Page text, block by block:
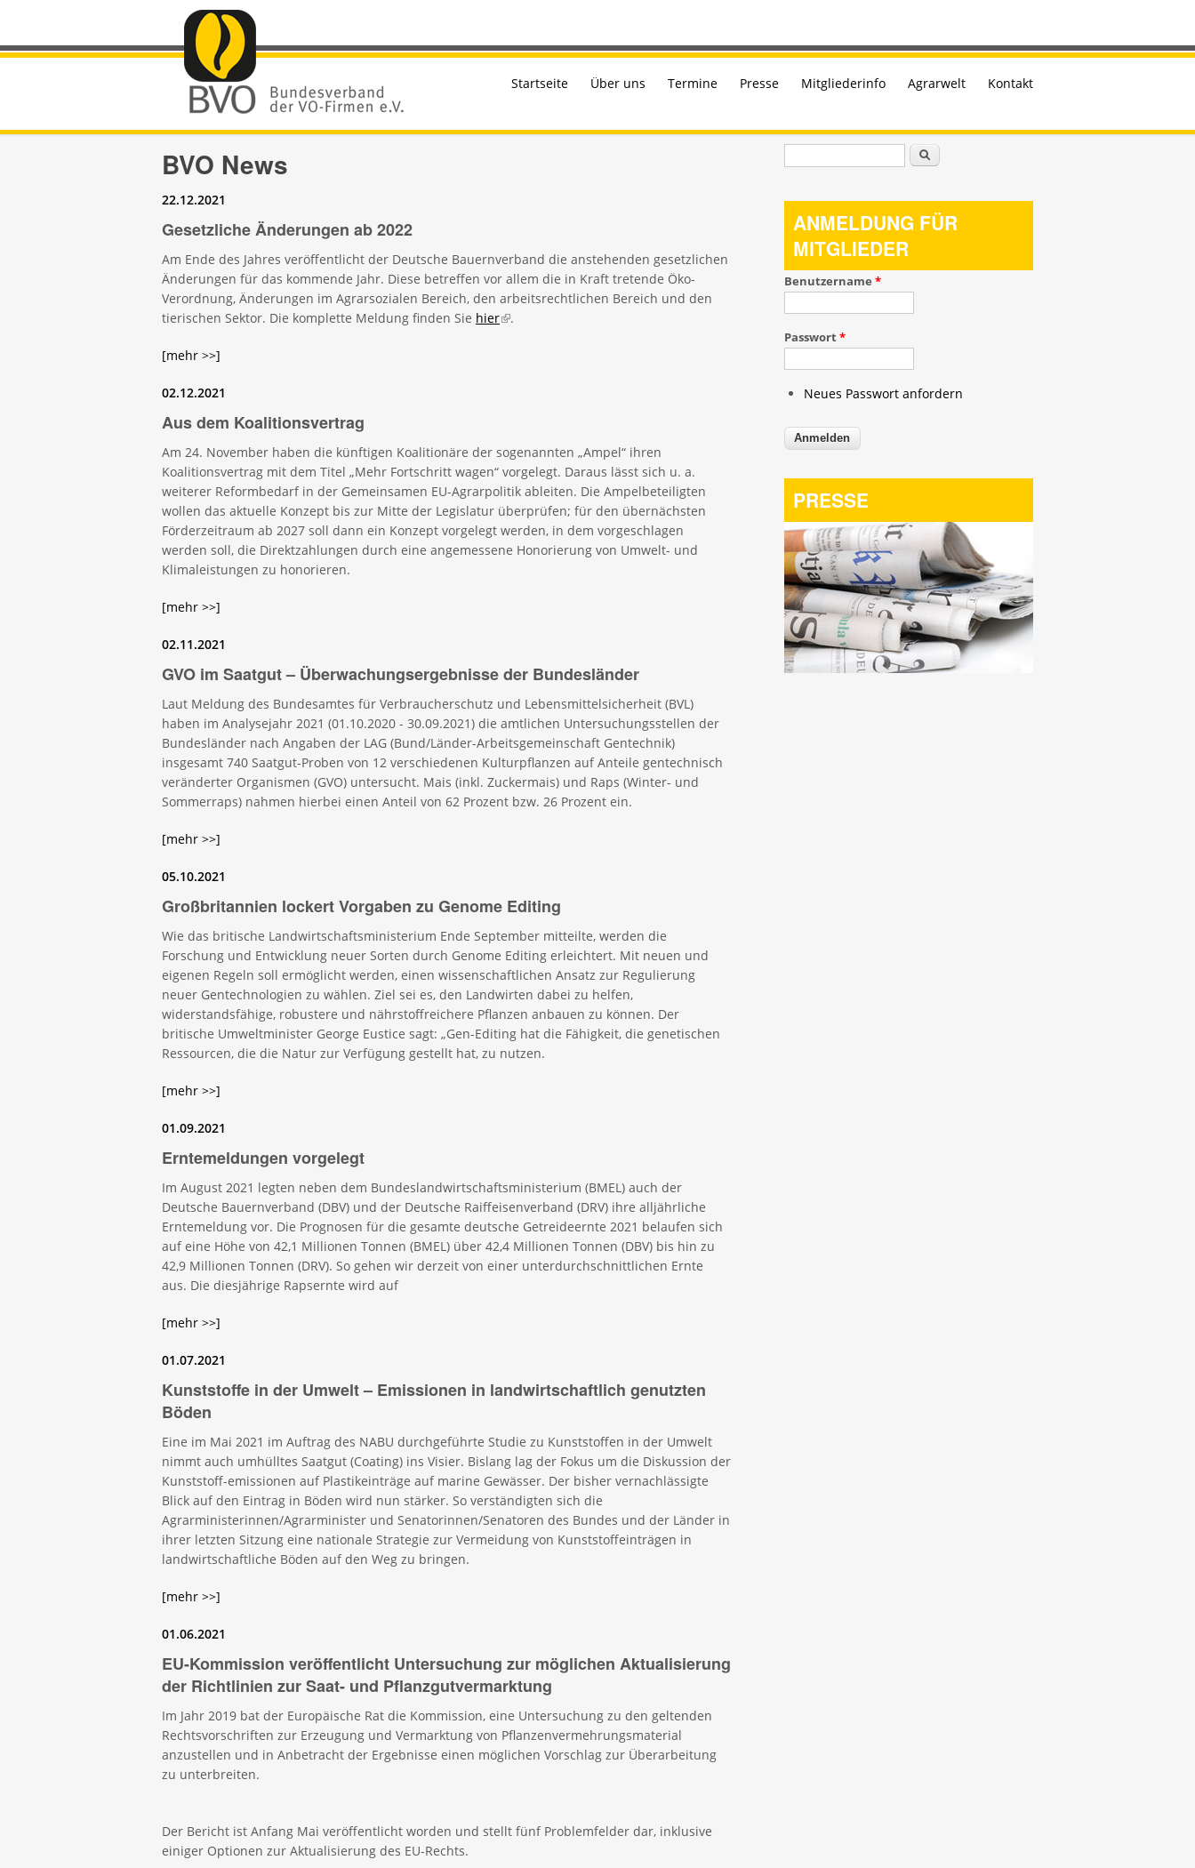
Startseite Über uns Termine Presse Mitgliederinfo Agrarwelt Kontakt
BVO News
22.12.2021
Gesetzliche Änderungen ab 2022
Am Ende des Jahres veröffentlicht der Deutsche Bauernverband die anstehenden gesetzlichen
Änderungen für das kommende Jahr. Diese betreffen vor allem die in Kraft tretende Öko-
Verordnung, Änderungen im Agrarsozialen Bereich, den arbeitsrechtlichen Bereich und den
tierischen Sektor. Die komplette Meldung finden Sie hier(link is external)
.
[mehr >>]
02.12.2021
Aus dem Koalitionsvertrag
Am 24. November haben die künftigen Koalitionäre der sogenannten „Ampel“ ihren
Koalitionsvertrag mit dem Titel „Mehr Fortschritt wagen“ vorgelegt. Daraus lässt sich u. a.
weiterer Reformbedarf in der Gemeinsamen EU-Agrarpolitik ableiten. Die Ampelbeteiligten
wollen das aktuelle Konzept bis zur Mitte der Legislatur überprüfen; für den übernächsten
Förderzeitraum ab 2027 soll dann ein Konzept vorgelegt werden, in dem vorgeschlagen
werden soll, die Direktzahlungen durch eine angemessene Honorierung von Umwelt- und
Klimaleistungen zu honorieren.
[mehr >>]
02.11.2021
GVO im Saatgut – Überwachungsergebnisse der Bundesländer
Laut Meldung des Bundesamtes für Verbraucherschutz und Lebensmittelsicherheit (BVL)
haben im Analysejahr 2021 (01.10.2020 - 30.09.2021) die amtlichen Untersuchungsstellen der
Bundesländer nach Angaben der LAG (Bund/Länder-Arbeitsgemeinschaft Gentechnik)
insgesamt 740 Saatgut-Proben von 12 verschiedenen Kulturpflanzen auf Anteile gentechnisch
veränderter Organismen (GVO) untersucht. Mais (inkl. Zuckermais) und Raps (Winter- und
Sommerraps) nahmen hierbei einen Anteil von 62 Prozent bzw. 26 Prozent ein.
[mehr >>]
05.10.2021
Großbritannien lockert Vorgaben zu Genome Editing
Wie das britische Landwirtschaftsministerium Ende September mitteilte, werden die
Forschung und Entwicklung neuer Sorten durch Genome Editing erleichtert. Mit neuen und
eigenen Regeln soll ermöglicht werden, einen wissenschaftlichen Ansatz zur Regulierung
neuer Gentechnologien zu wählen. Ziel sei es, den Landwirten dabei zu helfen,
widerstandsfähige, robustere und nährstoffreichere Pflanzen anbauen zu können. Der
britische Umweltminister George Eustice sagt: „Gen-Editing hat die Fähigkeit, die genetischen
Ressourcen, die die Natur zur Verfügung gestellt hat, zu nutzen.
[mehr >>]
01.09.2021
Erntemeldungen vorgelegt
Im August 2021 legten neben dem Bundeslandwirtschaftsministerium (BMEL) auch der
Deutsche Bauernverband (DBV) und der Deutsche Raiffeisenverband (DRV) ihre alljährliche
Erntemeldung vor. Die Prognosen für die gesamte deutsche Getreideernte 2021 belaufen sich
auf eine Höhe von 42,1 Millionen Tonnen (BMEL) über 42,4 Millionen Tonnen (DBV) bis hin zu
42,9 Millionen Tonnen (DRV). So gehen wir derzeit von einer unterdurchschnittlichen Ernte
aus. Die diesjährige Rapsernte wird auf
[mehr >>]
01.07.2021
Kunststoffe in der Umwelt – Emissionen in landwirtschaftlich genutzten
Böden
Eine im Mai 2021 im Auftrag des NABU durchgeführte Studie zu Kunststoffen in der Umwelt
nimmt auch umhülltes Saatgut (Coating) ins Visier. Bislang lag der Fokus um die Diskussion der
Kunststoff-emissionen auf Plastikeinträge auf marine Gewässer. Der bisher vernachlässigte
Blick auf den Eintrag in Böden wird nun stärker. So verständigten sich die
Agrarministerinnen/Agrarminister und Senatorinnen/Senatoren des Bundes und der Länder in
ihrer letzten Sitzung eine nationale Strategie zur Vermeidung von Kunststoffeinträgen in
landwirtschaftliche Böden auf den Weg zu bringen.
[mehr >>]
01.06.2021
EU-Kommission veröffentlicht Untersuchung zur möglichen Aktualisierung
der Richtlinien zur Saat- und Pflanzgutvermarktung
Im Jahr 2019 bat der Europäische Rat die Kommission, eine Untersuchung zu den geltenden
Rechtsvorschriften zur Erzeugung und Vermarktung von Pflanzenvermehrungsmaterial
anzustellen und in Anbetracht der Ergebnisse einen möglichen Vorschlag zur Überarbeitung
zu unterbreiten.
Der Bericht ist Anfang Mai veröffentlicht worden und stellt fünf Problemfelder dar, inklusive
einiger Optionen zur Aktualisierung des EU-Rechts.
Suchformular Suche
ANMELDUNG FÜR
MITGLIEDER
Benutzername *
Passwort*
Neues Passwort anfordern
PRESSE